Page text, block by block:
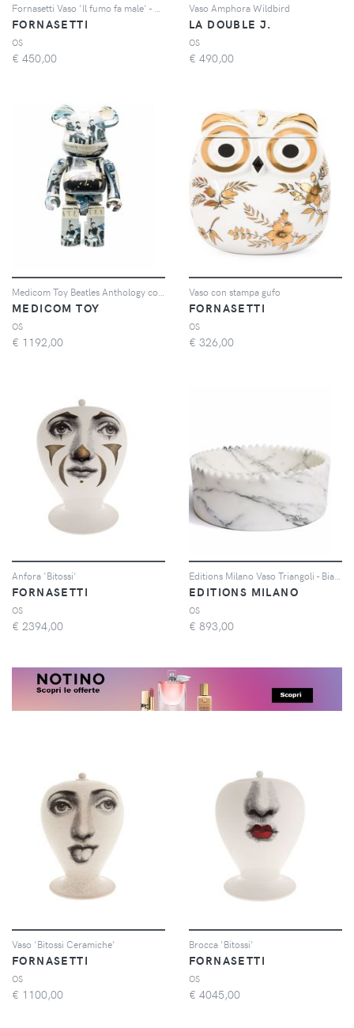
FORNASETTI
OS
€ 450,00
Vaso Amphora Wildbird
LA DOUBLE J.
OS
€ 490,00
MEDICOM TOY
OS
€ 1192,00
Vaso con stampa gufo
FORNASETTI
OS
€ 326,00
Anfora 'Bitossi'
FORNASETTI
OS
€ 2394,00
EDITIONS MILANO
OS
€ 893,00
Vaso 'Bitossi Ceramiche'
FORNASETTI
OS
€ 1100,00
Brocca 'Bitossi'
FORNASETTI
OS
€ 4045,00